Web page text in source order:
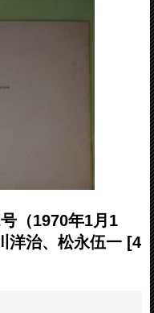
（1970年1月1
治、松永伍一 [4